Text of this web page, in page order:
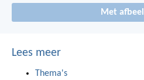
Met
Lees meer
Thema's